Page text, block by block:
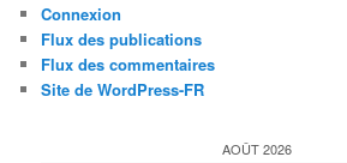
Connexion
Flux des publications
Flux des commentaires
Site de WordPress-FR
AOÛT 2026